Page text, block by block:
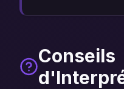
Conseils